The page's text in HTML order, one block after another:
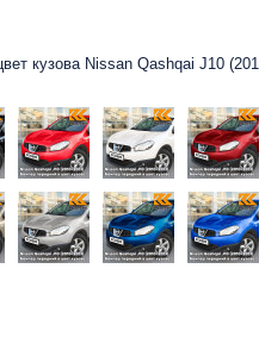
кузова Nissan Qashqai J10